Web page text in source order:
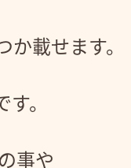
載せます。
。
事や